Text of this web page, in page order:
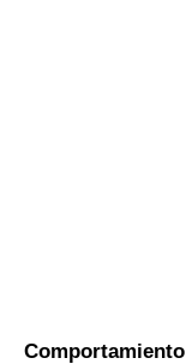
Comportamiento